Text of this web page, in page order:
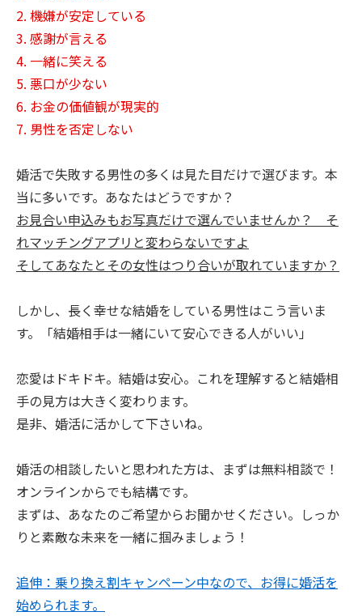
2. 機嫌が安定している
3. 感謝が言える
4. 一緒に笑える
5. 悪口が少ない
6. お金の価値観が現実的
7. 男性を否定しない
婚活で失敗する男性の多くは見た目だけで選びます。本
当に多いです。あなたはどうですか？
お見合い申込みもお写真だけで選んでいませんか？ そ
れマッチングアプリと変わらないですよ
そしてあなたとその女性はつり合いが取れていますか？
しかし、長く幸せな結婚をしている男性はこう言いま
す。「結婚相手は一緒にいて安心できる人がいい」
恋愛はドキドキ。結婚は安心。これを理解すると結婚相
手の見方は大きく変わります。
是非、婚活に活かして下さいね。
婚活の相談したいと思われた方は、まずは無料相談で！
オンラインからでも結構です。
まずは、あなたのご希望からお聞かせください。しっか
りと素敵な未来を一緒に掴みましょう！
追伸：乗り換え割キャンペーン中なので、お得に婚活を
始められます。